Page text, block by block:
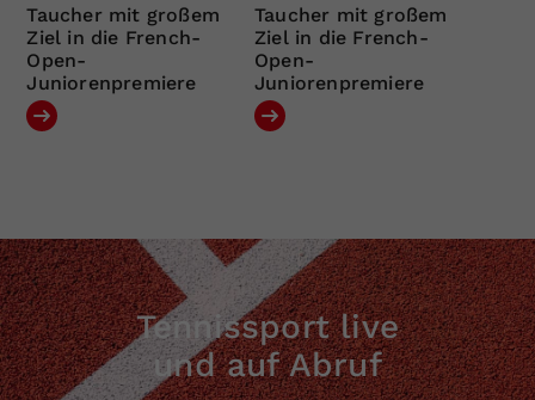
Taucher mit großem
Ziel in die French-
Open-
Juniorenpremiere
Taucher mit großem
Ziel in die French-
Open-
Juniorenpremiere
Tennissport live
und auf Abruf